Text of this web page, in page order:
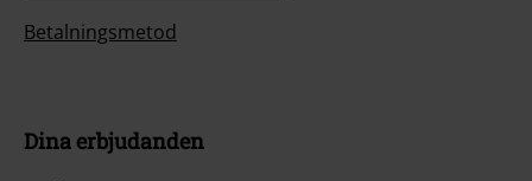
Betalningsmetod
Dina erbjudanden